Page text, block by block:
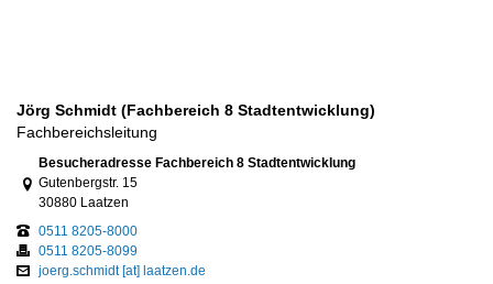
Jörg Schmidt (Fachbereich 8 Stadtentwicklung)
Fachbereichsleitung
Link zur Google-Maps Navigation
Besucheradresse Fachbereich 8 Stadtentwicklung
Gutenbergstr. 15
30880 Laatzen
0511 8205-8000
0511 8205-8099
joerg.schmidt [at] laatzen.de